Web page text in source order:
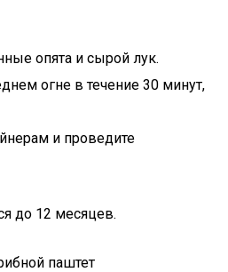
опята и сырой лук.
огне в течение 30 минут,
и проведите
до 12 месяцев.
паштет